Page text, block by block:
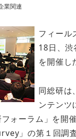
ゴリー
業関連
フィール
18日、渋
を開催し
同総研は
ンテンツ
フォーラム」を
」の第１回調